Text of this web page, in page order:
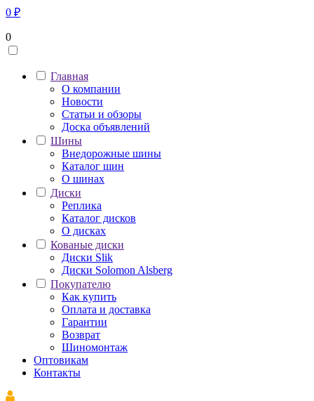
0 ₽
0
Главная
О компании
Новости
Статьи и обзоры
Доска объявлений
Шины
Внедорожные шины
Каталог шин
О шинах
Диски
Реплика
Каталог дисков
О дисках
Кованые диски
Диски Slik
Диски Solomon Alsberg
Покупателю
Как купить
Оплата и доставка
Гарантии
Возврат
Шиномонтаж
Оптовикам
Контакты